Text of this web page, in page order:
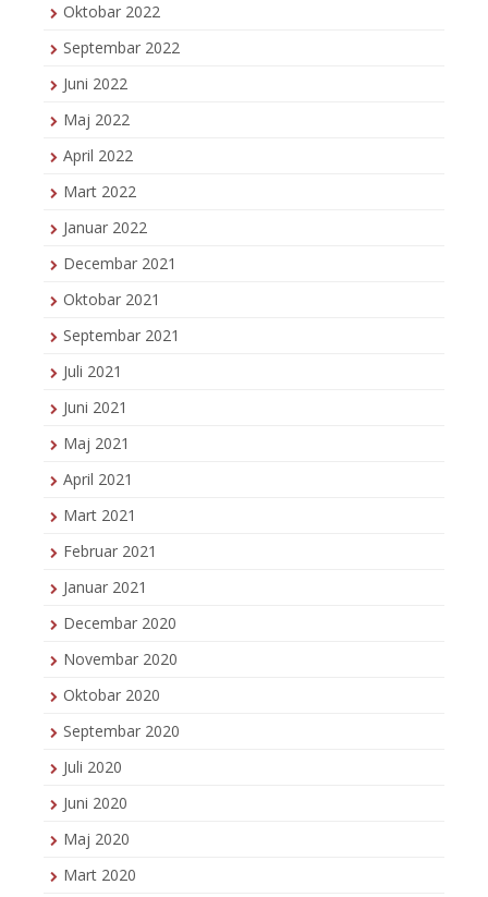
Oktobar 2022
Septembar 2022
Juni 2022
Maj 2022
April 2022
Mart 2022
Januar 2022
Decembar 2021
Oktobar 2021
Septembar 2021
Juli 2021
Juni 2021
Maj 2021
April 2021
Mart 2021
Februar 2021
Januar 2021
Decembar 2020
Novembar 2020
Oktobar 2020
Septembar 2020
Juli 2020
Juni 2020
Maj 2020
Mart 2020